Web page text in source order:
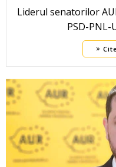
Liderul senatorilor
PSD-PNL-